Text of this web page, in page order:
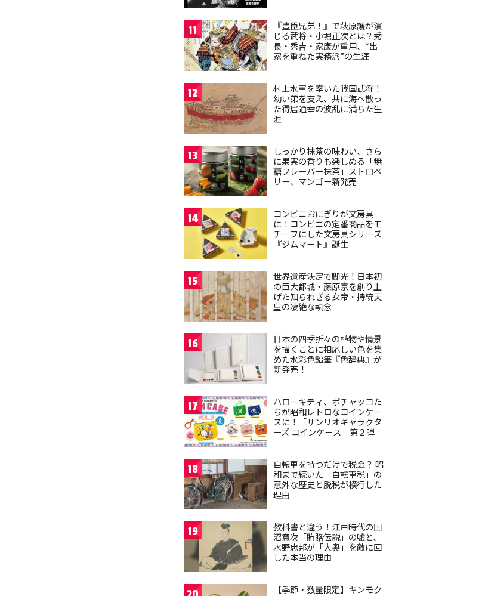
11
『豊臣兄弟！』で萩原護が演
じる武将・小堀正次とは？秀
長・秀吉・家康が重用、“出
家を重ねた実務派”の生涯
12
村上水軍を率いた戦国武将！
幼い弟を支え、共に海へ散っ
た得居通幸の波乱に満ちた生
涯
13
しっかり抹茶の味わい、さら
に果実の香りも楽しめる「無
糖フレーバー抹茶」ストロベ
リー、マンゴー新発売
14
コンビニおにぎりが文房具
に！コンビニの定番商品をモ
チーフにした文房具シリーズ
『ジムマート』誕生
15
世界遺産決定で脚光！日本初
の巨大都城・藤原京を創り上
げた知られざる女帝・持統天
皇の凄絶な執念
16
日本の四季折々の植物や情景
を描くことに相応しい色を集
めた水彩色鉛筆『色辞典』が
新発売！
17
ハローキティ、ポチャッコた
ちが昭和レトロなコインケー
スに！「サンリオキャラクタ
ーズ コインケース」第２弾
18
自転車を持つだけで税金？ 昭
和まで続いた「自転車税」の
意外な歴史と脱税が横行した
理由
19
教科書と違う！江戸時代の田
沼意次「賄賂伝説」の嘘と、
水野忠邦が「大奥」を敵に回
した本当の理由
【季節・数量限定】キンモク